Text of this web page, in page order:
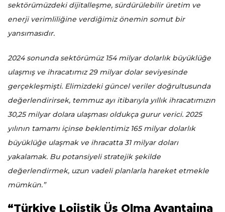
sektörümüzdeki dijitalleşme, sürdürülebilir üretim ve
enerji verimliliğine verdiğimiz önemin somut bir
yansımasıdır.
2024 sonunda sektörümüz 154 milyar dolarlık büyüklüğe
ulaşmış ve ihracatımız 29 milyar dolar seviyesinde
gerçekleşmişti. Elimizdeki güncel veriler doğrultusunda
değerlendirirsek, temmuz ayı itibarıyla yıllık ihracatımızın
30,25 milyar dolara ulaşması oldukça gurur verici. 2025
yılının tamamı içinse beklentimiz 165 milyar dolarlık
büyüklüğe ulaşmak ve ihracatta 31 milyar doları
yakalamak. Bu potansiyeli stratejik şekilde
değerlendirmek, uzun vadeli planlarla hareket etmekle
mümkün.”
“Türkiye Lojistik Üs Olma Avantajına